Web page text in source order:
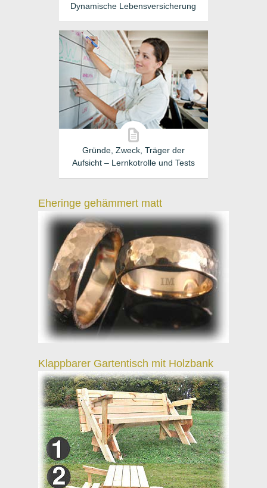
Dynamische Lebensversicherung
Gründe, Zweck, Träger der
Aufsicht – Lernkotrolle und Tests
Eheringe gehämmert matt
Klappbarer Gartentisch mit Holzbank